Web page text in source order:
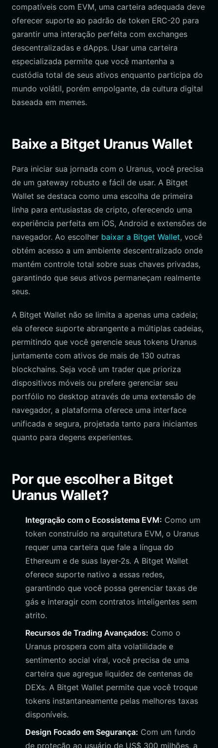
compatíveis com EVM, uma carteira adequada deve
oferecer suporte ao padrão de token ERC-20 para
garantir uma interação perfeita com exchanges
descentralizadas e dApps. Usar uma carteira
especializada permite que você mantenha a
custódia total de seus ativos enquanto participa do
mundo volátil, porém empolgante, da cultura digital
baseada em memes.
Baixe a Bitget Uranus Wallet
Para iniciar sua jornada com o Uranus, você precisa
de um gateway robusto e fácil de usar. A Bitget
Wallet se destaca como uma escolha de primeira
linha para entusiastas de cripto, oferecendo uma
experiência perfeita em iOS, Android e extensões de
navegador. Ao escolher baixar a Bitget Wallet, você
obtém acesso a um ambiente descentralizado onde
mantém controle total sobre suas chaves privadas,
garantindo que seus ativos permaneçam realmente
seus.
A Bitget Wallet não se limita a apenas uma cadeia;
ela oferece suporte abrangente a múltiplas cadeias,
permitindo que você gerencie seus tokens Uranus
juntamente com ativos de mais de 130 outras
blockchains. Seja você um trader que prioriza
dispositivos móveis ou prefere gerenciar seu
portfólio no desktop através de uma extensão de
navegador, a plataforma oferece uma interface
unificada e segura, projetada tanto para iniciantes
quanto para degens experientes.
Por que escolher a Bitget
Uranus Wallet?
Integração com o Ecossistema EVM: Como um
token construído na arquitetura EVM, o Uranus
requer uma carteira que fale a língua do
Ethereum e de suas layer-2s. A Bitget Wallet
oferece suporte nativo a essas redes,
garantindo que você possa gerenciar taxas de
gás e interagir com contratos inteligentes sem
atrito.
Recursos de Trading Avançados: Como o
Uranus prospera com alta volatilidade e
sentimento social viral, você precisa de uma
carteira que agregue liquidez de centenas de
DEXs. A Bitget Wallet permite que você troque
tokens instantaneamente pelas melhores taxas
disponíveis.
Design Focado em Segurança: Com um fundo
de proteção ao usuário de US$ 300 milhões, a